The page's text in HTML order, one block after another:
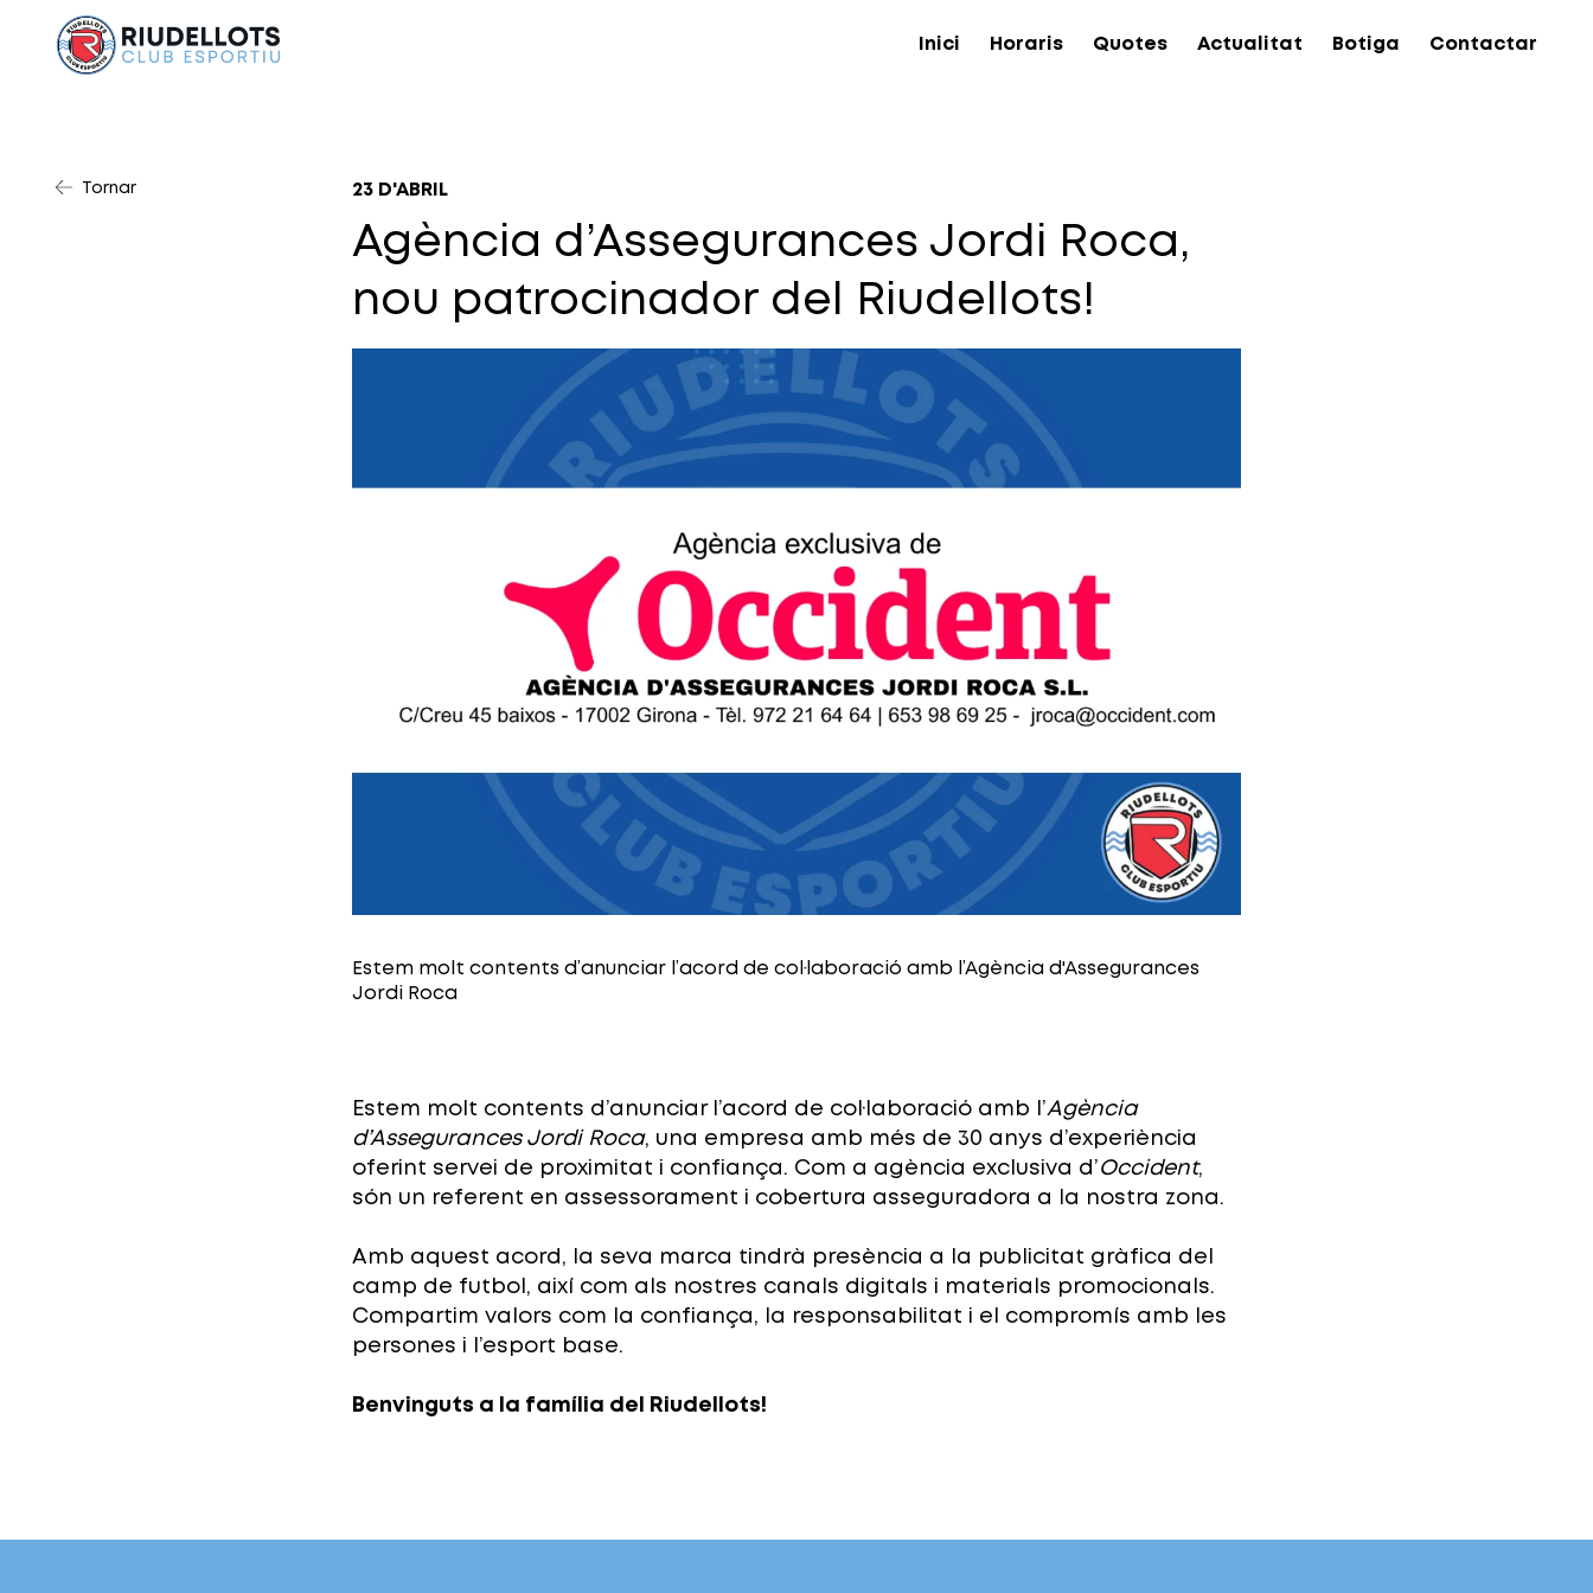
Inici Horaris Quotes Actualitat Botiga Contactar
Tornar 23 D'ABRIL
Agència d’Assegurances Jordi Roca,
nou patrocinador del Riudellots!
Estem molt contents d’anunciar l’acord de col·laboració amb l’Agència d'Assegurances
Jordi Roca
Estem molt contents d’anunciar l’acord de col·laboració amb l’Agència
d’Assegurances Jordi Roca, una empresa amb més de 30 anys d’experiència
oferint servei de proximitat i confiança. Com a agència exclusiva d’Occident,
són un referent en assessorament i cobertura asseguradora a la nostra zona.
Amb aquest acord, la seva marca tindrà presència a la publicitat gràfica del
camp de futbol, així com als nostres canals digitals i materials promocionals.
Compartim valors com la confiança, la responsabilitat i el compromís amb les
persones i l’esport base.
Benvinguts a la família del Riudellots!